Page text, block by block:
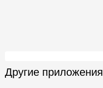
Другие приложения